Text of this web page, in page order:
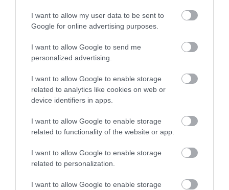
I want to allow my user data to be sent to
Google for online advertising purposes.
I want to allow Google to send me
personalized advertising.
I want to allow Google to enable storage
related to analytics like cookies on web or
device identifiers in apps.
I want to allow Google to enable storage
related to functionality of the website or app.
I want to allow Google to enable storage
related to personalization.
I want to allow Google to enable storage
BOOKING BUDAPEST AIRPORT EMIRATES
FEJLESZTÉS FÜRDŐ GYÓGYFÜRDŐ HORVÁTORSZÁG
KARANTÉN KORONAVÍRUS KÍNA LÉGIKÖZLEKEDÉS
MAGYARORSZÁG MISKOLC
OLASZORSZÁG PROGRAMAJÁNLÓ REPÜLŐ
REPÜLŐJÁRAT REPÜLŐTÉR
VAKCINAÚTLEVÉL VIDEÓ VÉLEMÉNY WELLNESS